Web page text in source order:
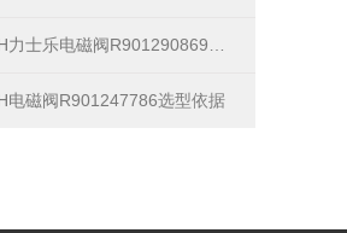
电磁阀R901247786选型依据